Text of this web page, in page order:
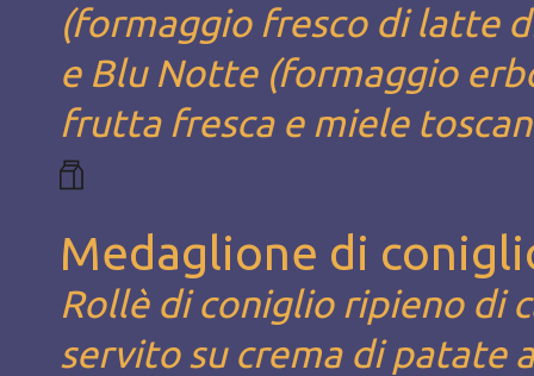
(formaggio fresco di latte
e Blu Notte (formaggio
frutta fresca e miele
Medaglione di
Rollè di coniglio ripieno di
servito su crema di patate